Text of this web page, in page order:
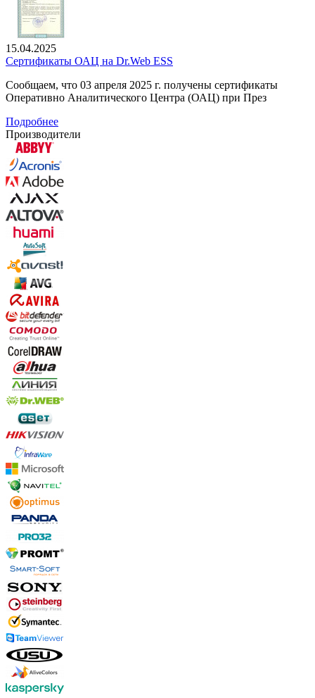
15.04.2025
Сертификаты ОАЦ на Dr.Web ESS
Сообщаем, что 03 апреля 2025 г. получены сертификаты
Оперативно Аналитического Центра (ОАЦ) при През
Подробнее
Производители